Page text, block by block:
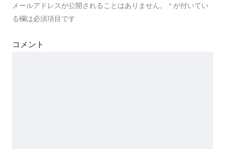
メールアドレスが公開されることはありません。 * が付いてい
る欄は必須項目です
コメント